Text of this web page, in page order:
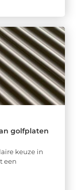
golfplaten
keuze in
een